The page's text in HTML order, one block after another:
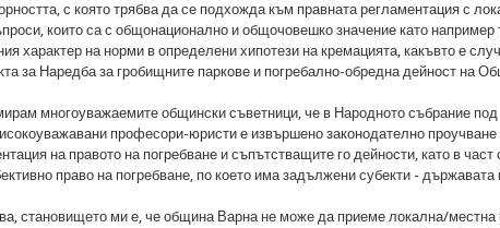
с която трябва да се подхожда към правната регламентация с
които са с общонационално и общочовешко значение като например
характер на норми в определени хипотези на кремацията, какъвто е
за Наредба за гробищните паркове и погребално-обредна дейност на
многоуважаемите общински съветници, че в Народното събрание под
професори-юристи е извършено законодателно проучване
на правото на погребване и съпътстващите го дейности, като в част
право на погребване, по което има задължени субекти - държавата
становището ми е, че община Варна не може да приеме локална/местна